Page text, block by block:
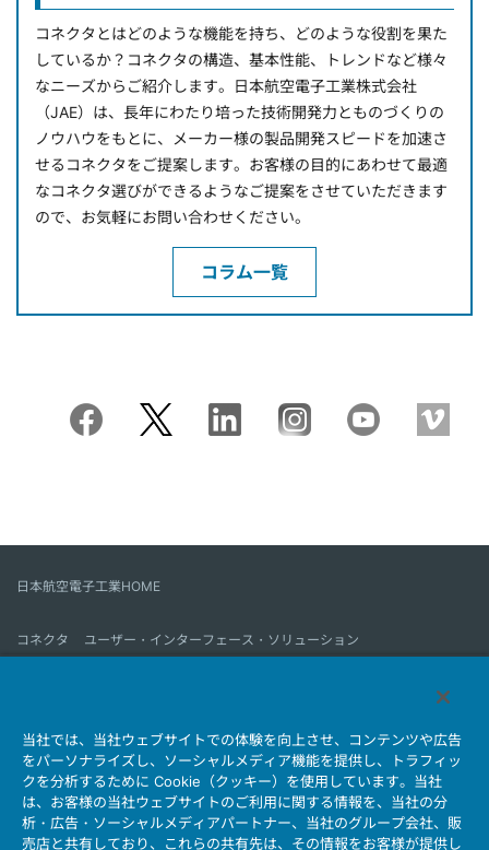
コネクタとはどのような機能を持ち、どのような役割を果た
しているか？コネクタの構造、基本性能、トレンドなど様々
なニーズからご紹介します。日本航空電子工業株式会社
（JAE）は、長年にわたり培った技術開発力とものづくりの
ノウハウをもとに、メーカー様の製品開発スピードを加速さ
せるコネクタをご提案します。お客様の目的にあわせて最適
なコネクタ選びができるようなご提案をさせていただきます
ので、お気軽にお問い合わせください。
コラム一覧
日本航空電子工業HOME
コネクタ
ユーザー・インターフェース・ソリューション
会社情報 サステナビリティ IR情報 採用情報
会社情報新着一覧
製品情報新着一覧
サイトマップ お問い合わせ
当社では、当社ウェブサイトでの体験を向上させ、コンテンツや広告
をパーソナライズし、ソーシャルメディア機能を提供し、トラフィッ
クを分析するために Cookie（クッキー）を使用しています。当社
は、お客様の当社ウェブサイトのご利用に関する情報を、当社の分
析・広告・ソーシャルメディアパートナー、当社のグループ会社、販
売店と共有しており、これらの共有先は、その情報をお客様が提供し